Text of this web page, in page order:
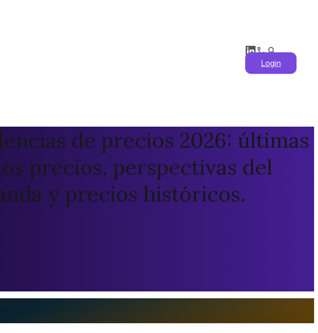
Login
de precios 2026: últimas
precios, perspectivas del
y precios históricos.